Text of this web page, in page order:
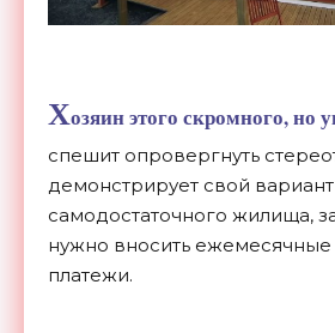
Хозяин этого скромного, но
спешит опровергнуть
демонстрирует свой
самодостаточного жилища,
нужно вносить
платежи.